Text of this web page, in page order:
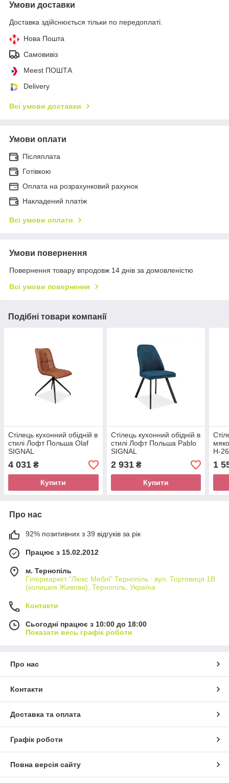
Умови доставки
Доставка здійснюється тільки по передоплаті.
Нова Пошта
Самовивіз
Meest ПОШТА
Delivery
Всі умови доставки
Умови оплати
Післяплата
Готівкою
Оплата на розрахунковий рахунок
Накладений платіж
Всі умови оплати
Умови повернення
Повернення товару впродовж 14 днів за домовленістю
Всі умови повернення
Подібні товари компанії
Стілець кухонний обідній в
стилі Лофт Польша Olaf
SIGNAL
4 031 ₴
Купити
Стілець кухонний обідній в
стилі Лофт Польша Pablo
SIGNAL
2 931₴
Купити
H-
1
Про нас
92% позитивних з 39 відгуків за рік
Працює з 15.02.2012
м. Тернопіль
Гіпермаркет "Люкс Меблі" Тернопіль : вул. Торговиця 1В
(колишня Живова), Тернопіль, Україна
Контакти
Сьогодні працює з 10:00 до 18:00
Показати весь графік роботи
Про нас
Контакти
Доставка та оплата
Графік роботи
Повна версія сайту